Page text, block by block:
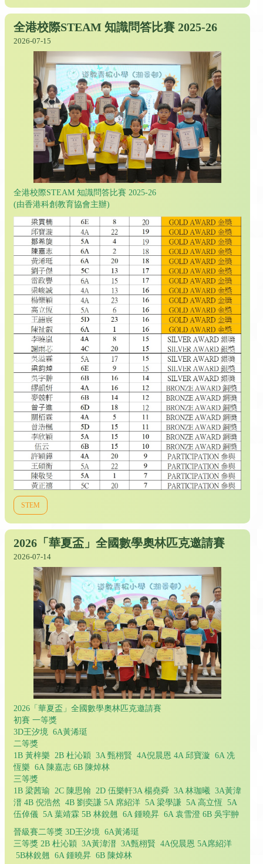
全港校際STEAM 知識問答比賽 2025-26
2026-07-15
全港校際STEAM 知識問答比賽 2025-26
(由香港科創教育協會主辦)
STEM
2026「華夏盃」全國數學奧林匹克邀請賽
2026-07-14
2026「華夏盃」全國數學奧林匹克邀請賽
初賽 一等獎
3D王汐境 6A黃浠珽
二等獎
1B 黃梓樂 2B 杜沁穎 3A 甄栩賢 4A倪晨恩 4A 邱寶漩 6A 冼
恆樂 6A 陳嘉志 6B 陳焯林
三等獎
1B 梁茜瑜 2C 陳思翰 2D 伍樂軒3A 楊堯舜 3A 林珈曦 3A黃湋
溍 4B 倪浩然 4B 劉奕謙 5A 席紹洋 5A 梁學謙 5A 高立恆 5A
伍倬儀 5A 葉靖霖 5B 林銳翹 6A 鍾曉昇 6A 袁雪澄 6B 吳宇翀
晉級賽二等獎 3D王汐境 6A黃浠珽
三等獎 2B 杜沁穎 3A黃湋溍 3A甄栩賢 4A倪晨恩 5A席紹洋
5B林銳翹 6A 鍾曉昇 6B 陳焯林